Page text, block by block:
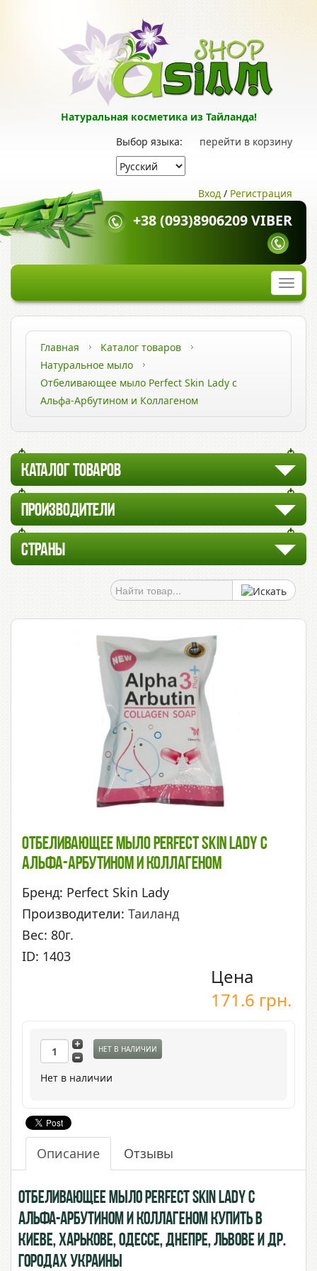
Натуральная косметика из Тайланда!
перейти в корзину
Выбор языка:
Вход / Регистрация
+38 (093)8906209 VIBER
Главная
Каталог товаров
Натуральное мыло
Отбеливающее мыло Perfect Skin Lady с
Альфа-Арбутином и Коллагеном
КАТАЛОГ ТОВАРОВ
ПРОИЗВОДИТЕЛИ
СТРАНЫ
Отбеливающее Мыло Perfect Skin Lady С
Альфа-Арбутином И Коллагеном
Бренд: Perfect Skin Lady
Производители: Таиланд
Вес: 80г.
ID: 1403
Цена
171.6 грн.
НЕТ В НАЛИЧИИ
Нет в наличии
Описание Отзывы
Отбеливающее мыло Perfect Skin Lady с
Альфа-Арбутином и Коллагеном купить в
Киеве, Харькове, Одессе, Днепре, Львове и др.
городах Украины